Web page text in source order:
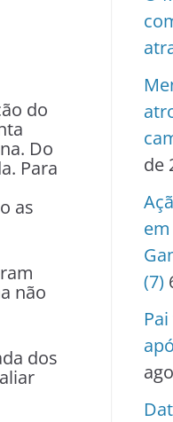
do
Do
Para
as
não
dos
de
(7)